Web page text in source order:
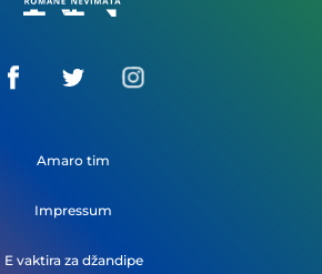
Amaro tim
Impressum
E vaktira za džandipe